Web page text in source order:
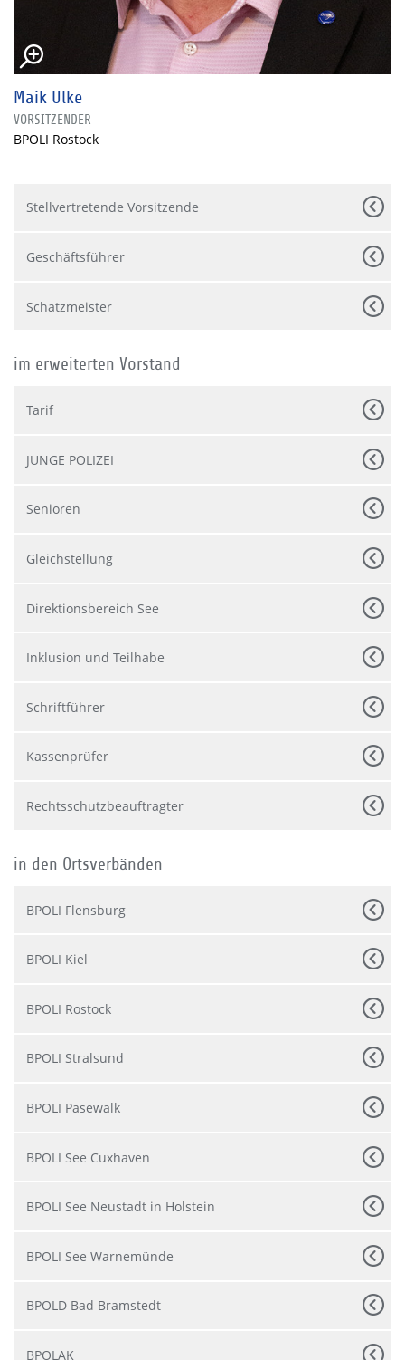
Maik Ulke
VORSITZENDER
BPOLI Rostock
Stellvertretende Vorsitzende
Geschäftsführer
Schatzmeister
im erweiterten Vorstand
Tarif
JUNGE POLIZEI
Senioren
Gleichstellung
Direktionsbereich See
Inklusion und Teilhabe
Schriftführer
Kassenprüfer
Rechtsschutzbeauftragter
in den Ortsverbänden
BPOLI Flensburg
BPOLI Kiel
BPOLI Rostock
BPOLI Stralsund
BPOLI Pasewalk
BPOLI See Cuxhaven
BPOLI See Neustadt in Holstein
BPOLI See Warnemünde
BPOLD Bad Bramstedt
BPOLAK